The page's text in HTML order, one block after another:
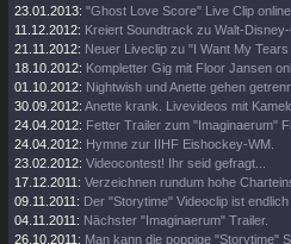
23.01.2013: "Ghost Love Score" Live Clip
11.12.2012: Kreiert Soundtrack zu Walt-
21.11.2012: Neuer Liveclip zu "I Want My
18.10.2012: Kompletter Gig mit Floor Jansen
01.10.2012: Nightwish und Anette gehen
30.09.2012: Anette krank. Livevideos mit
24.04.2012: Fetter Trailer zum "Imaginaerum"
24.04.2012: Hymne zur IIHF Eishockey-WM.
23.02.2012: Videocontest! Ihr seid gefragt...
17.12.2011: Verzeichnen rundum hohe
09.11.2011: Der "Storytime" Videoclip ist endlich
04.11.2011: Nächster "Imaginaerum" Trailer.
26.10.2011: Man kann die poppige "Storytime"